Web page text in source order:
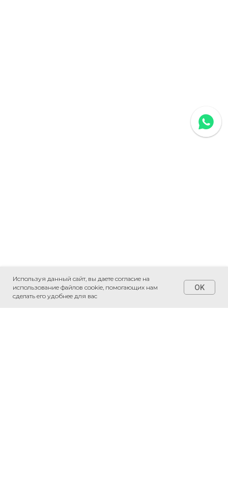
Используя данный сайт, вы даете согласие на
использование файлов cookie, помогающих нам
сделать его удобнее для вас
OK